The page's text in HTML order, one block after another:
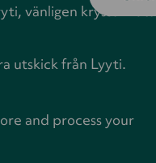
vänligen kryssa i rutan
utskick från Lyyti.
and process your